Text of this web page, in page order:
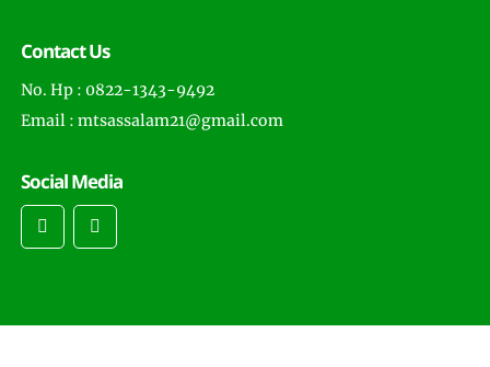
Contact Us
No. Hp : 0822-1343-9492
Email : mtsassalam21@gmail.com
Social Media